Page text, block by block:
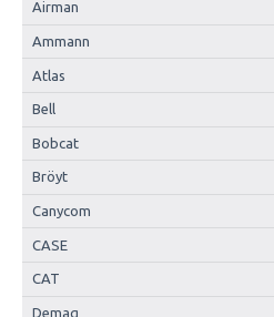
Airman
Ammann
Atlas
Bell
Bobcat
Bröyt
Canycom
CASE
CAT
Demag